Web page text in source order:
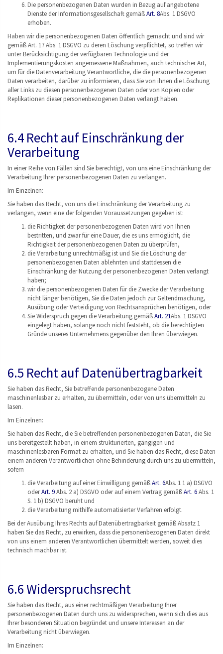
Die personenbezogenen Daten wurden in Bezug auf angebotene
Dienste der Informationsgesellschaft gemäßArt. 8Abs. 1 DSGVO
erhoben.
Haben wir die personenbezogenen Daten öffentlich gemacht und sind wir
gemäß Art. 17 Abs. 1 DSGVO zu deren Löschung verpflichtet, so treffen wir
unter Berücksichtigung der verfügbaren Technologie und der
Implementierungskosten angemessene Maßnahmen, auch technischer Art,
um für die Datenverarbeitung Verantwortliche, die die personenbezogenen
Daten verarbeiten, darüber zu informieren, dass Sie von ihnen die Löschung
aller Links zu diesen personenbezogenen Daten oder von Kopien oder
Replikationen dieser personenbezogenen Daten verlangt haben.
6.4 Recht auf Einschränkung der
Verarbeitung
In einer Reihe von Fällen sind Sie berechtigt, von uns eine Einschränkung der
Verarbeitung Ihrer personenbezogenen Daten zu verlangen.
Im Einzelnen:
Sie haben das Recht, von uns die Einschränkung der Verarbeitung zu
verlangen, wenn eine der folgenden Voraussetzungen gegeben ist:
die Richtigkeit der personenbezogenen Daten wird von Ihnen
bestritten, und zwar für eine Dauer, die es uns ermöglicht, die
Richtigkeit der personenbezogenen Daten zu überprüfen,
die Verarbeitung unrechtmäßig ist und Sie die Löschung der
personenbezogenen Daten ablehnten und stattdessen die
Einschränkung der Nutzung der personenbezogenen Daten verlangt
haben;
wir die personenbezogenen Daten für die Zwecke der Verarbeitung
nicht länger benötigen, Sie die Daten jedoch zur Geltendmachung,
Ausübung oder Verteidigung von Rechtsansprüchen benötigen, oder
Sie Widerspruch gegen die Verarbeitung gemäßArt. 21Abs. 1 DSGVO
eingelegt haben, solange noch nicht feststeht, ob die berechtigten
Gründe unseres Unternehmens gegenüber den Ihren überwiegen.
6.5 Recht auf Datenübertragbarkeit
Sie haben das Recht, Sie betreffende personenbezogene Daten
maschinenlesbar zu erhalten, zu übermitteln, oder von uns übermitteln zu
lasen.
Im Einzelnen:
Sie haben das Recht, die Sie betreffenden personenbezogenen Daten, die Sie
uns bereitgestellt haben, in einem strukturierten, gängigen und
maschinenlesbaren Format zu erhalten, und Sie haben das Recht, diese Daten
einem anderen Verantwortlichen ohne Behinderung durch uns zu übermitteln,
sofern
die Verarbeitung auf einer Einwilligung gemäßArt. 6Abs. 1 1 a) DSGVO
oderArt. 9Abs. 2 a) DSGVO oder auf einem Vertrag gemäßArt. 6Abs. 1
S. 1 b) DSGVO beruht und
die Verarbeitung mithilfe automatisierter Verfahren erfolgt.
Bei der Ausübung Ihres Rechts auf Datenübertragbarkeit gemäß Absatz 1
haben Sie das Recht, zu erwirken, dass die personenbezogenen Daten direkt
von uns einem anderen Verantwortlichen übermittelt werden, soweit dies
technisch machbar ist.
6.6 Widerspruchsrecht
Sie haben das Recht, aus einer rechtmäßigen Verarbeitung Ihrer
personenbezogenen Daten durch uns zu widersprechen, wenn sich dies aus
Ihrer besonderen Situation begründet und unsere Interessen an der
Verarbeitung nicht überwiegen.
Im Einzelnen: